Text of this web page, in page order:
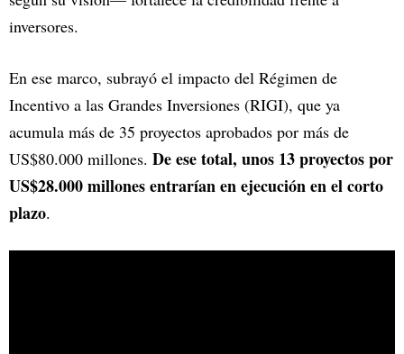
inversores.
En ese marco, subrayó el impacto del Régimen de
Incentivo a las Grandes Inversiones (RIGI), que ya
acumula más de 35 proyectos aprobados por más de
US$80.000 millones. De ese total, unos 13 proyectos por
US$28.000 millones entrarían en ejecución en el corto
plazo.